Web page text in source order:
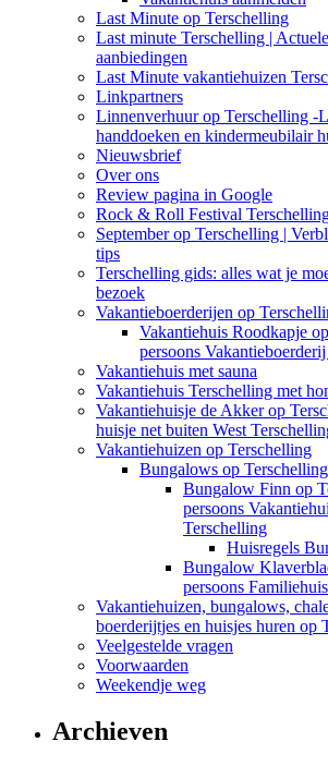
Last Minute op Terschelling
Last minute Terschelling |
aanbiedingen
Last Minute vakantiehuizen
Linkpartners
Linnenverhuur op Terschelling -
handdoeken en kindermeubilair
Nieuwsbrief
Over ons
Review pagina in Google
Rock & Roll Festival
September op Terschelling |
tips
Terschelling gids: alles wat je
bezoek
Vakantieboerderijen op
Vakantiehuis Roodkapje
persoons
Vakantiehuis met sauna
Vakantiehuis Terschelling met
Vakantiehuisje de Akker op
huisje net buiten West
Vakantiehuizen op Terschelling
Bungalows op
Bungalow Finn op
persoons
Terschelling
Huisregels
Bungalow
persoons
Vakantiehuizen, bungalows,
boerderijtjes en huisjes huren op
Veelgestelde vragen
Voorwaarden
Weekendje weg
Archieven